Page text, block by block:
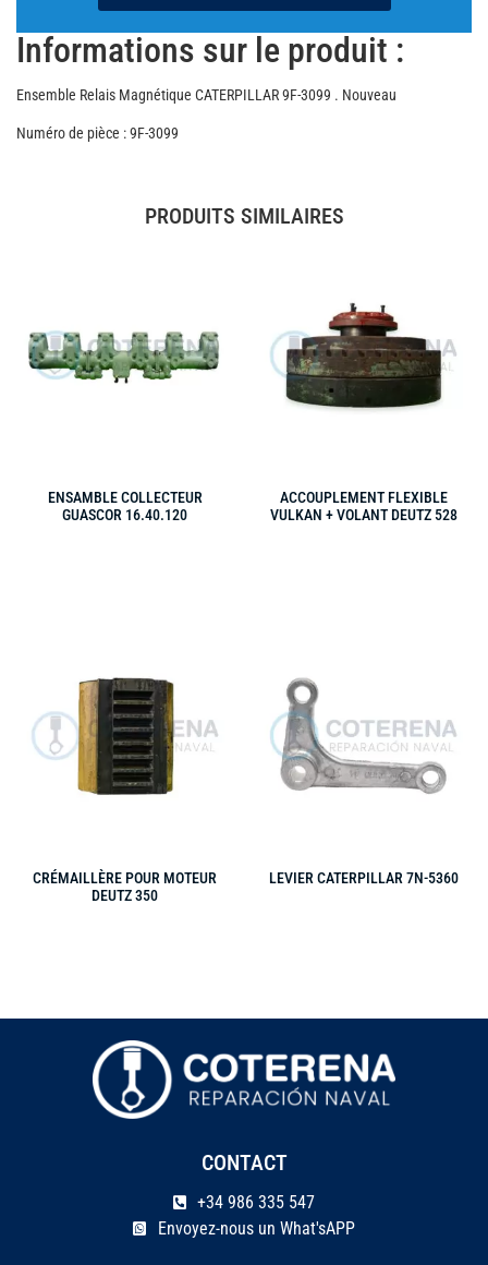
Informations sur le produit :
Ensemble Relais Magnétique CATERPILLAR 9F-3099 . Nouveau
Numéro de pièce : 9F-3099
PRODUITS SIMILAIRES
ENSAMBLE COLLECTEUR
GUASCOR 16.40.120
ACCOUPLEMENT FLEXIBLE
VULKAN + VOLANT DEUTZ 528
CRÉMAILLÈRE POUR MOTEUR
DEUTZ 350
LEVIER CATERPILLAR 7N-5360
CONTACT
+34 986 335 547
Envoyez-nous un What'sAPP